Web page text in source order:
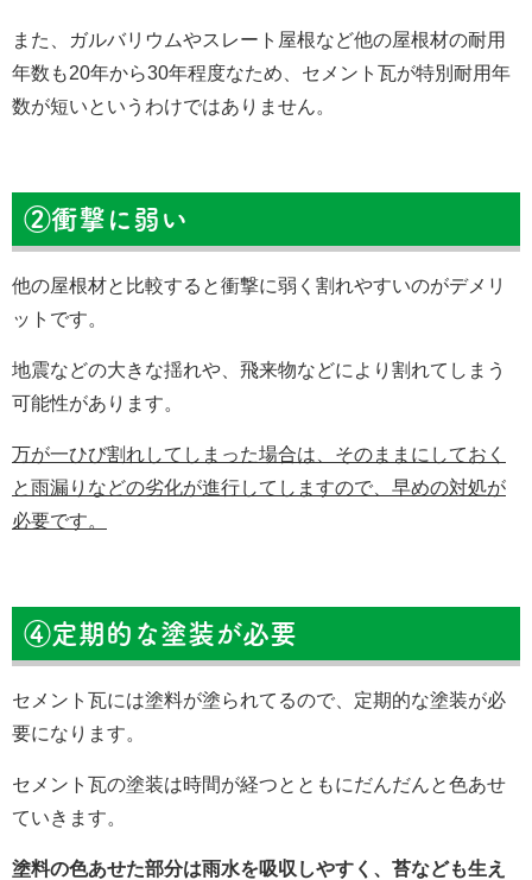
また、ガルバリウムやスレート屋根など他の屋根材の耐用
年数も20年から30年程度なため、セメント瓦が特別耐用年
数が短いというわけではありません。
②衝撃に弱い
他の屋根材と比較すると衝撃に弱く割れやすいのがデメリ
ットです。
地震などの大きな揺れや、飛来物などにより割れてしまう
可能性があります。
万が一ひび割れしてしまった場合は、そのままにしておく
と雨漏りなどの劣化が進行してしますので、早めの対処が
必要です。
④定期的な塗装が必要
セメント瓦には塗料が塗られてるので、定期的な塗装が必
要になります。
セメント瓦の塗装は時間が経つとともにだんだんと色あせ
ていきます。
塗料の色あせた部分は雨水を吸収しやすく、苔なども生え